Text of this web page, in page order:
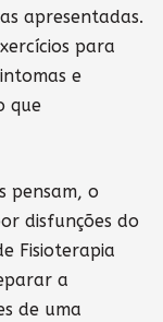
apresentadas.
para
e
que
pensam, o
disfunções do
Fisioterapia
a
de uma